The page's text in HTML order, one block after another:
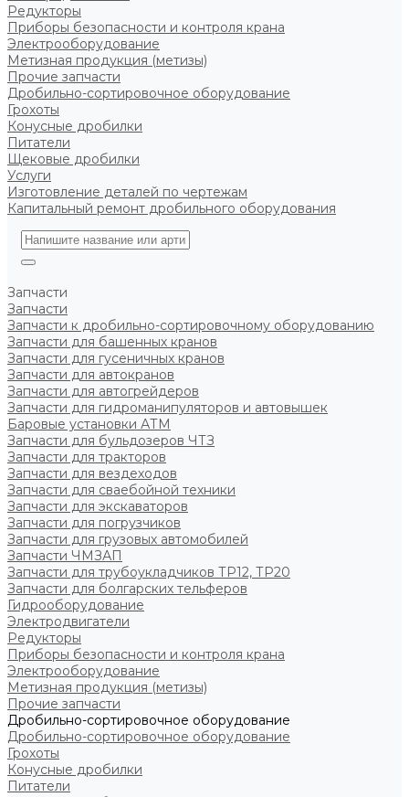
Редукторы
Приборы безопасности и контроля крана
Электрооборудование
Метизная продукция (метизы)
Прочие запчасти
Дробильно-сортировочное оборудование
Грохоты
Конусные дробилки
Питатели
Щековые дробилки
Услуги
Изготовление деталей по чертежам
Капитальный ремонт дробильного оборудования
Запчасти
Запчасти
Запчасти к дробильно-сортировочному оборудованию
Запчасти для башенных кранов
Запчасти для гусеничных кранов
Запчасти для автокранов
Запчасти для автогрейдеров
Запчасти для гидроманипуляторов и автовышек
Баровые установки АТМ
Запчасти для бульдозеров ЧТЗ
Запчасти для тракторов
Запчасти для вездеходов
Запчасти для сваебойной техники
Запчасти для экскаваторов
Запчасти для погрузчиков
Запчасти для грузовых автомобилей
Запчасти ЧМЗАП
Запчасти для трубоукладчиков ТР12, ТР20
Запчасти для болгарских тельферов
Гидрооборудование
Электродвигатели
Редукторы
Приборы безопасности и контроля крана
Электрооборудование
Метизная продукция (метизы)
Прочие запчасти
Дробильно-сортировочное оборудование
Дробильно-сортировочное оборудование
Грохоты
Конусные дробилки
Питатели